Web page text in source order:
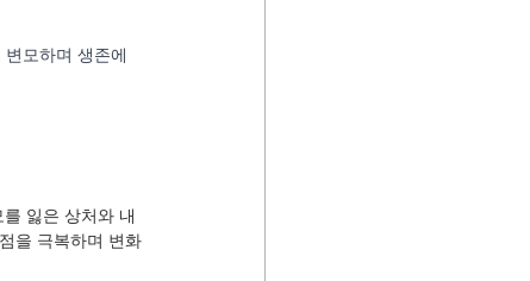
모하며 생존에
잃은 상처와 내
을 극복하며 변화